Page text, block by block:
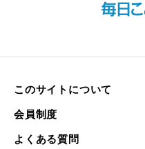
このサイトについて
会員制度
よくある質問